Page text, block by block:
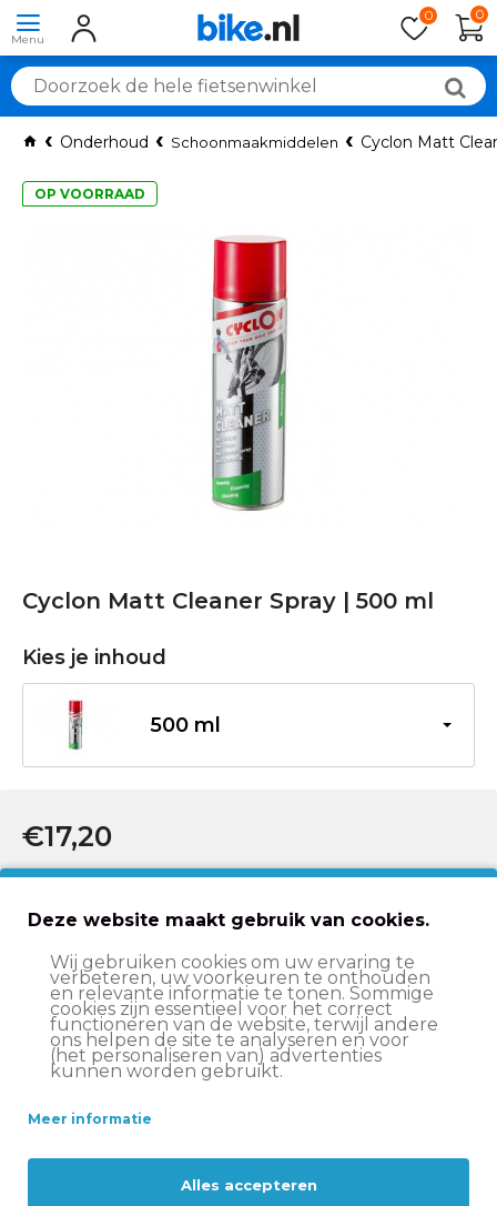
0 0
Onderhoud Schoonmaakmiddelen Cyclon Matt
OP VOORRAAD
Cyclon Matt Cleaner Spray | 500 ml
Kies je inhoud
500 ml
€17,20
Voor- en nadelen
Stoot vuil af
Makkelijk te reinigen na gebruik
Deze website maakt gebruik van cookies.
Wij gebruiken cookies om uw ervaring te
verbeteren, uw voorkeuren te onthouden
en relevante informatie te tonen. Sommige
cookies zijn essentieel voor het correct
functioneren van de website, terwijl andere
ons helpen de site te analyseren en voor
(het personaliseren van) advertenties
kunnen worden gebruikt.
Meer informatie
Alles accepteren